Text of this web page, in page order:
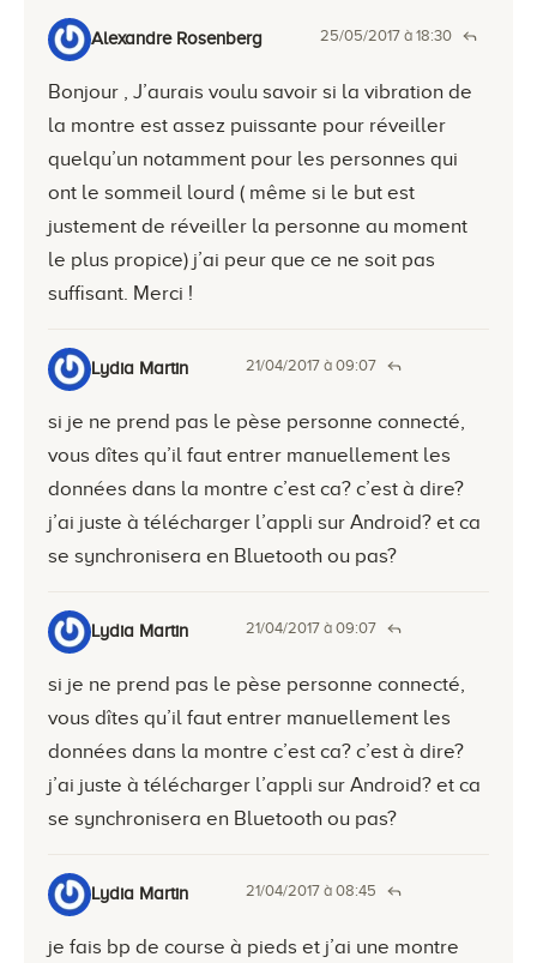
Alexandre Rosenberg 25/05/2017 à 18:30
Bonjour , J’aurais voulu savoir si la vibration de
la montre est assez puissante pour réveiller
quelqu’un notamment pour les personnes qui
ont le sommeil lourd ( même si le but est
justement de réveiller la personne au moment
le plus propice) j’ai peur que ce ne soit pas
suffisant. Merci !
Lydia Martin 21/04/2017 à 09:07
si je ne prend pas le pèse personne connecté,
vous dîtes qu’il faut entrer manuellement les
données dans la montre c’est ca? c’est à dire?
j’ai juste à télécharger l’appli sur Android? et ca
se synchronisera en Bluetooth ou pas?
Lydia Martin 21/04/2017 à 09:07
si je ne prend pas le pèse personne connecté,
vous dîtes qu’il faut entrer manuellement les
données dans la montre c’est ca? c’est à dire?
j’ai juste à télécharger l’appli sur Android? et ca
se synchronisera en Bluetooth ou pas?
Lydia Martin 21/04/2017 à 08:45
je fais bp de course à pieds et j’ai une montre